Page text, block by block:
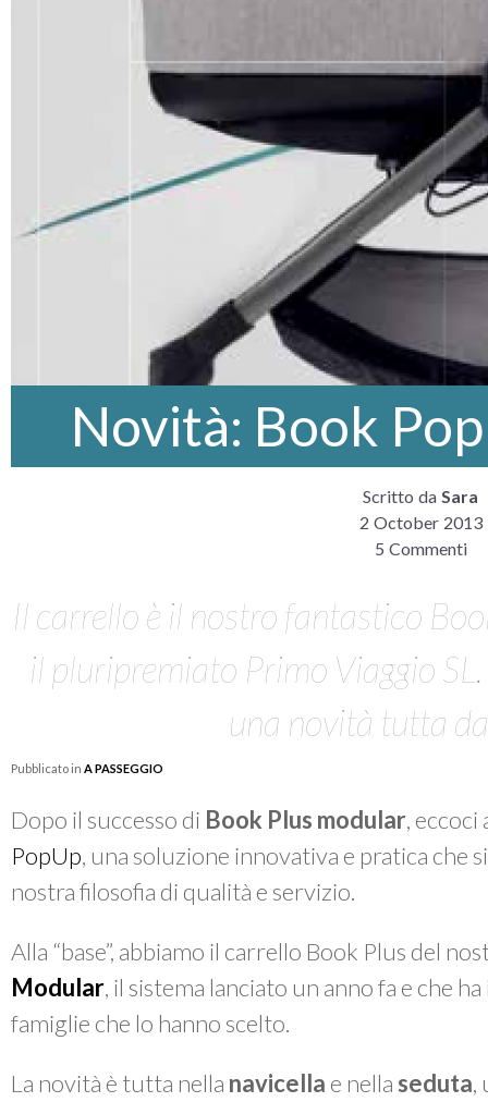
Novità: Book
Scritto da Sara
2 October 2013
5 Commenti
Il carrello è il nostro fantastico
il pluripremiato Primo Viaggio
una novità tutta
Pubblicato in A PASSEGGIO
Dopo il successo di Book Plus modular,
PopUp, una soluzione innovativa e pratica che
nostra filosofia di qualità e servizio.
Alla “base”, abbiamo il carrello Book Plus del
Modular, il sistema lanciato un anno fa e che
famiglie che lo hanno scelto.
La novità è tutta nella navicella e nella seduta,